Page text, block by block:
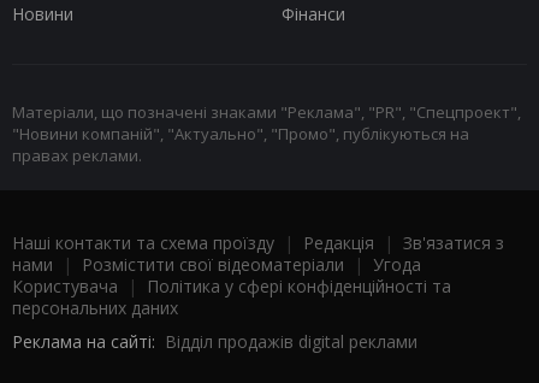
Новини
Фінанси
Матеріали, що позначені знаками "Реклама", "PR", "Спецпроект",
"Новини компаній", "Актуально", "Промо", публікуються на
правах реклами.
Наші контакти та схема проїзду | Редакція | Зв'язатися з
нами | Розмістити свої відеоматеріали | Угода
Користувача |
Політика у сфері конфіденційності та
персональних даних
Реклама на сайті: Відділ продажів digital реклами